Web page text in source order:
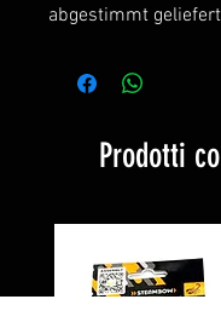
abgestimmt
Prodotti